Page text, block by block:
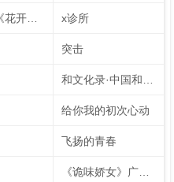
x诊所
突击
给你我的初次心动
飞扬的青春
《诡味娇女》广播剧